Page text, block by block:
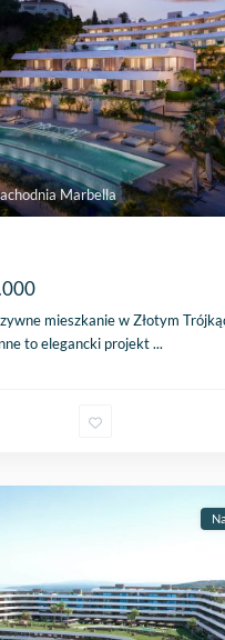
Marbella
mieszkanie w Złotym
to elegancki projekt...